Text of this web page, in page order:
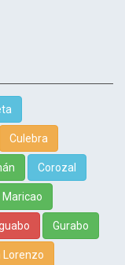
Culebra
Corozal
Maricao
Gurabo
Lorenzo